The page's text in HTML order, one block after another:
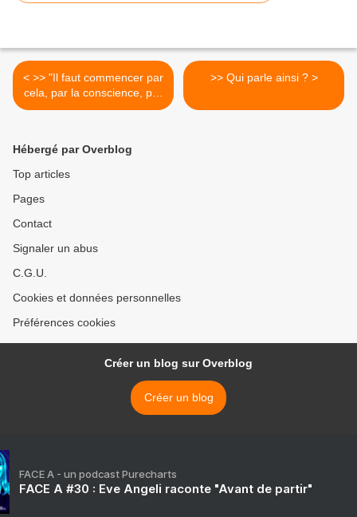
< >> "Il faut commencer par
cela, par la conscience, par
l’éthique"... AINSI PARLE...
>> Qui parle ainsi ? >
Hébergé par Overblog
Top articles
Pages
Contact
Signaler un abus
C.G.U.
Cookies et données personnelles
Préférences cookies
Créer un blog sur Overblog
Créer un blog
FACE A - un podcast Purecharts
FACE A #30 : Eve Angeli raconte "Avant de partir"